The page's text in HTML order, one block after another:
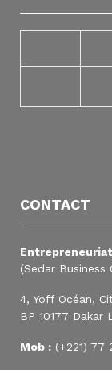
CONTACT
(Sedar Business
4, Yoff Océan,
BP 10177 Dakar
Mob : (+221) 77